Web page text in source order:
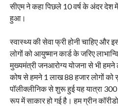
सीएम ने कहा पिछले 10 वर्ष के अंदर देश में
हुआ।
स्वास्थ्य की सेवा फ्री होनी चाहिए और
लोगों को आयुष्मान कार्ड के जरिए
मुख्यमंत्री जनआरोग्य योजना से भी हमने
कोष से हमने 1 लाख 88 हजार लोगों को
पॉलीक्लीनिक से शुरू हुई यह यात्रा
रूप में साकार हो गई है। हम ग्रीन